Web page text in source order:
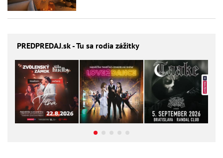
PREDPREDAJ.sk - Tu sa rodia zážitky